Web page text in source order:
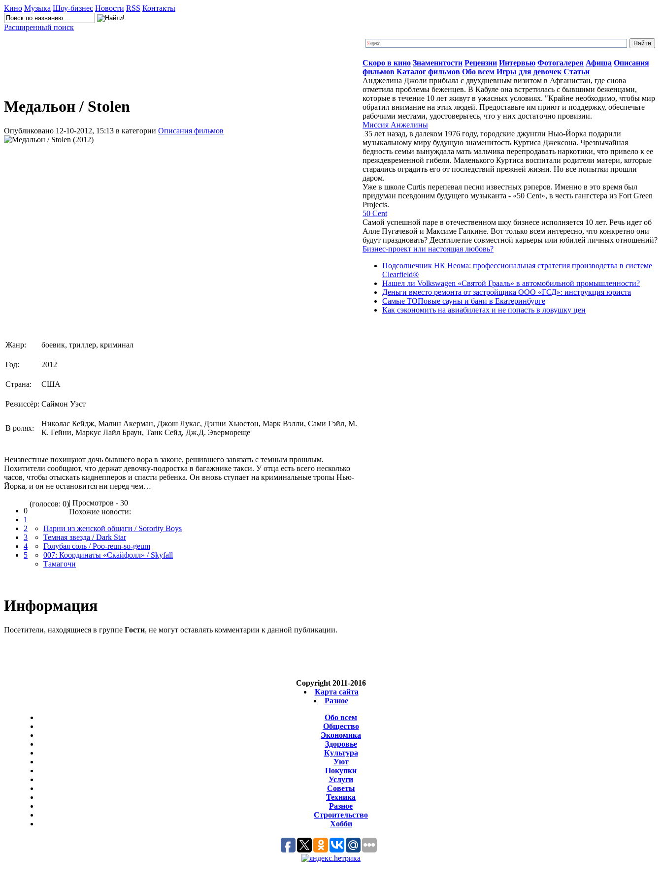
Кино Музыка Шоу-бизнес Новости RSS Контакты
Расширенный поиск
Медальон / Stolen
Опубликовано 12-10-2012, 15:13 в категории Описания фильмов
Жанр: боевик, триллер, криминал
Год: 2012
Страна: США
Режиссёр: Саймон Уэст
В ролях:
Николас Кейдж, Малин Акерман, Джош Лукас, Дэнни Хьюстон, Марк Вэлли, Сами Гэйл, М.
К. Гейни, Маркус Лайл Браун, Танк Сейд, Дж.Д. Эвермореще
Неизвестные похищают дочь бывшего вора в законе, решившего завязать с темным прошлым.
Похитители сообщают, что держат девочку-подростка в багажнике такси. У отца есть всего несколько
часов, чтобы отыскать киднепперов и спасти ребенка. Он вновь ступает на криминальные тропы Нью-
Йорка, и он не остановится ни перед чем…
0
1
2
3
4
5
(голосов: 0)| Просмотров - 30
Похожие новости:
Парни из женской общаги / Sorority Boys
Темная звезда / Dark Star
Голубая соль / Poo-reun-so-geum
007: Координаты «Скайфолл» / Skyfall
Тамагочи
Информация
Посетители, находящиеся в группе Гости, не могут оставлять комментарии к данной публикации.
Скоро в кино Знаменитости Рецензии Интервью Фотогалерея Афиша Описания
фильмов Каталог фильмов Обо всем Игры для девочек Статьи
Анджелина Джоли прибыла с двухдневным визитом в Афганистан, где снова
отметила проблемы беженцев. В Кабуле она встретилась с бывшими беженцами,
которые в течение 10 лет живут в ужасных условиях. "Крайне необходимо, чтобы мир
обратил внимание на этих людей. Предоставьте им приют и поддержку, обеспечьте
рабочими местами, удостоверьтесь, что у них достаточно провизии.
Миссия Анжелины
35 лет назад, в далеком 1976 году, городские джунгли Нью-Йорка подарили
музыкальному миру будущую знаменитость Куртиса Джексона. Чрезвычайная
бедность семьи вынуждала мать мальчика перепродавать наркотики, что привело к ее
преждевременной гибели. Маленького Куртиса воспитали родители матери, которые
старались оградить его от последствий прежней жизни. Но все попытки прошли
даром.
Уже в школе Curtis перепевал песни известных рэперов. Именно в это время был
придуман псевдоним будущего музыканта - «50 Cent», в честь гангстера из Fort Green
Projects.
50 Cent
Самой успешной паре в отечественном шоу бизнесе исполняется 10 лет. Речь идет об
Алле Пугачевой и Максиме Галкине. Вот только всем интересно, что конкретно они
будут праздновать? Десятилетие совместной карьеры или юбилей личных отношений?
Бизнес-проект или настоящая любовь?
Подсолнечник НК Неома: профессиональная стратегия производства в системе
Clearfield®
Нашел ли Volkswagen «Святой Грааль» в автомобильной промышленности?
Деньги вместо ремонта от застройщика ООО «ГСД»: инструкция юриста
Самые ТОПовые сауны и бани в Екатеринбурге
Как сэкономить на авиабилетах и не попасть в ловушку цен
Copyright 2011-2016
Карта сайта
Разное
Обо всем
Общество
Экономика
Здоровье
Культура
Уют
Покупки
Услуги
Советы
Техника
Разное
Строительство
Хобби